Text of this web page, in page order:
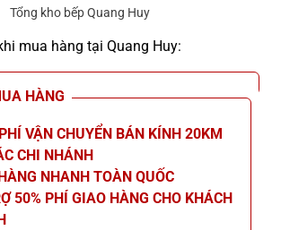
Tổng kho bếp Quang Huy
mua hàng tại Quang Huy:
HÀNG
VẬN CHUYỂN BÁN KÍNH 20KM
CHI NHÁNH
NHANH TOÀN QUỐC
50% PHÍ GIAO HÀNG CHO KHÁCH
3500W mặt lõm TML04 Kanawa
đa năng, phù hợp nhiều mô hình bếp
vệ sinh và vận hành ổn định. Để biết
tiết, vui lòng liên hệ Hotline